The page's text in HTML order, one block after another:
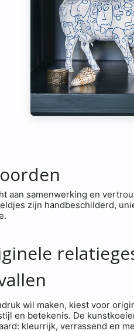
aan samenwerking en
zijn handbeschilderd,
wil maken, kiest voor
en betekenis. De
kleurrijk, verrassend en